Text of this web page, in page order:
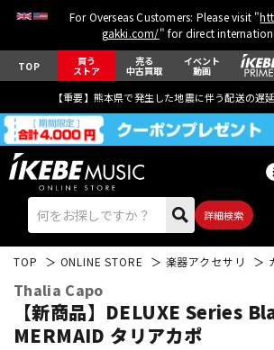
For Overseas Customers: Please visit "
gakki.com/" for direct
TOP 買う
ストア
売る
中古買取
イベント
動画
【重要】熊本県で発生した地震に伴う配送の遅
詳細検索
TOP ONLINE STORE 楽器アクセサリ
Thalia Capo
【新商品】DELUXE Series
MERMAID タリアカポ